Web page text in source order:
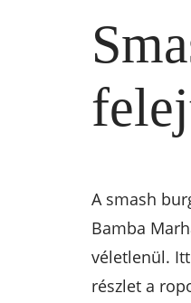
A smash
Bamba
véletlenül.
részlet a